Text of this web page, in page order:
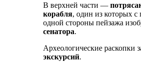
В верхней части —
корабля, один из которых
одной стороны пейзажа
сенатора.
Археологические раскопки
экскурсий.